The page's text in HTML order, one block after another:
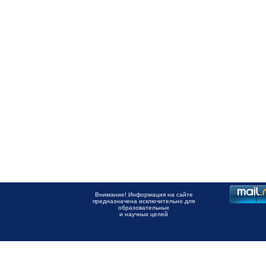
Внимание! Информация на сайте
предназначена исключительно для
образовательных
и научных целей